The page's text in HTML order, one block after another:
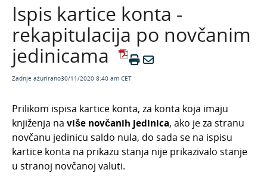
Srpanj 2026.
Svibanj 2026.
Veljača 2026.
Siječanj 2026.
Rujan 2025.
Kolovoz 2025.
Ožujak 2025
Siječanj 2025.
Ispis kartice konta -
rekapitulacija po novčanim
jedinicama
Zadnje ažurirano30/11/2020 8:40 am CET
Prilikom ispisa kartice konta, za konta koja imaju
knjiženja na više novčanih jedinica, ako je za stranu
novčanu jedinicu saldo nula, do sada se na ispisu
kartice konta na prikazu stanja nije prikazivalo stanje
u stranoj novčanoj valuti.